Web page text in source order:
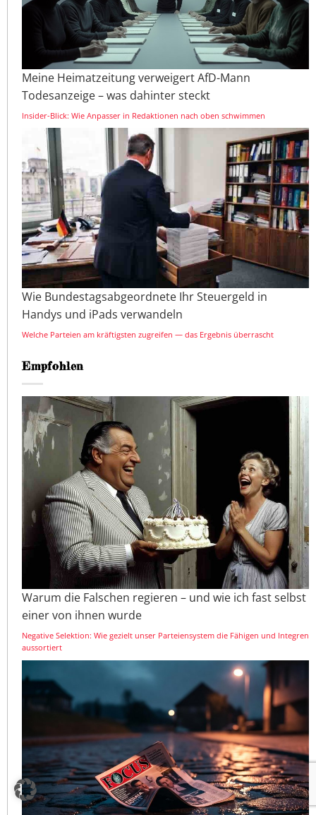
Meine Heimatzeitung verweigert AfD-Mann
Todesanzeige – was dahinter steckt
Insider-Blick: Wie Anpasser in Redaktionen nach oben schwimmen
Wie Bundestagsabgeordnete Ihr Steuergeld in
Handys und iPads verwandeln
Welche Parteien am kräftigsten zugreifen — das Ergebnis überrascht
Empfohlen
Warum die Falschen regieren – und wie ich fast selbst
einer von ihnen wurde
Negative Selektion: Wie gezielt unser Parteiensystem die Fähigen und Integren
aussortiert